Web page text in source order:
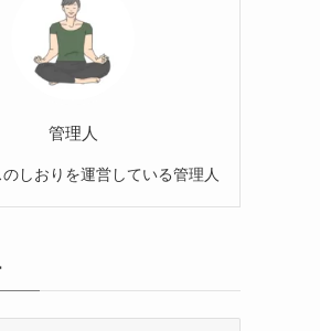
管理人
しおりを運営している管理人